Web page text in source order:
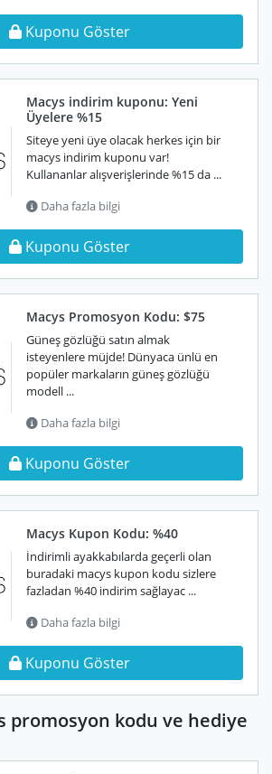
Kuponu Göster
Macys indirim kuponu: Yeni
Üyelere %15
Siteye yeni üye olacak herkes için bir
macys indirim kuponu var!
Kullananlar alışverişlerinde %15 da ...
Daha fazla bilgi
Kuponu Göster
Macys Promosyon Kodu: $75
Güneş gözlüğü satın almak
isteyenlere müjde! Dünyaca ünlü en
popüler markaların güneş gözlüğü
modell ...
Daha fazla bilgi
Kuponu Göster
Macys Kupon Kodu: %40
İndirimli ayakkabılarda geçerli olan
buradaki macys kupon kodu sizlere
fazladan %40 indirim sağlayac ...
Daha fazla bilgi
Kuponu Göster
promosyon kodu ve hediye